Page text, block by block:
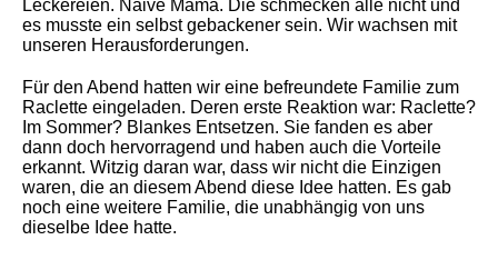
Leckereien. Naive Mama. Die schmecken alle nicht und
es musste ein selbst gebackener sein. Wir wachsen mit
unseren Herausforderungen.
Für den Abend hatten wir eine befreundete Familie zum
Raclette eingeladen. Deren erste Reaktion war: Raclette?
Im Sommer? Blankes Entsetzen. Sie fanden es aber
dann doch hervorragend und haben auch die Vorteile
erkannt. Witzig daran war, dass wir nicht die Einzigen
waren, die an diesem Abend diese Idee hatten. Es gab
noch eine weitere Familie, die unabhängig von uns
dieselbe Idee hatte.